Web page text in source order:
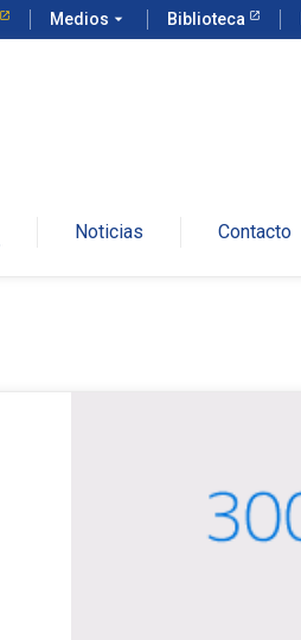
Medios arrow_drop_down Biblioteca
Noticias Contacto